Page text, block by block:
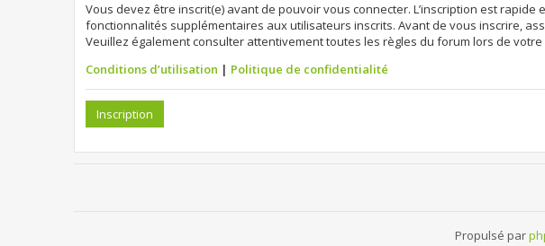
Vous devez être inscrit(e) avant de pouvoir vous connecter. L’inscription est
fonctionnalités supplémentaires aux utilisateurs inscrits. Avant de vous inscrire,
Veuillez également consulter attentivement toutes les règles du forum lors de votre
Conditions d’utilisation | Politique de confidentialité
Inscription
Propulsé par